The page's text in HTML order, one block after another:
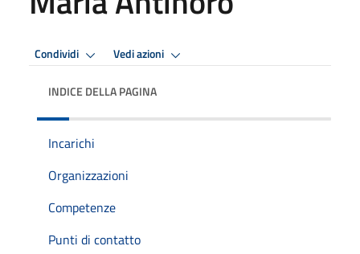
Condividi Vedi azioni
INDICE DELLA PAGINA
Incarichi
Organizzazioni
Competenze
Punti di contatto